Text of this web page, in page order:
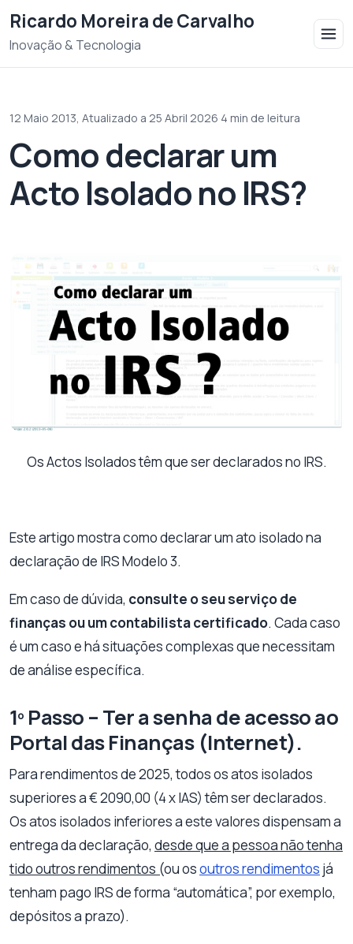
Ricardo Moreira de Carvalho
Inovação & Tecnologia
12 Maio 2013, Atualizado a 25 Abril 2026 4 min de leitura
Como declarar um
Acto Isolado no IRS?
Os Actos Isolados têm que ser declarados no IRS.
Este artigo mostra como declarar um ato isolado na
declaração de IRS Modelo 3.
Em caso de dúvida, consulte o seu serviço de
finanças ou um contabilista certificado. Cada caso
é um caso e há situações complexas que necessitam
de análise específica.
1º Passo – Ter a senha de acesso ao
Portal das Finanças (Internet).
Para rendimentos de 2025, todos os atos isolados
superiores a € 2090,00 (4 x IAS) têm ser declarados.
Os atos isolados inferiores a este valores dispensam a
entrega da declaração, desde que a pessoa não tenha
tido outros rendimentos (ou osoutros rendimentos já
tenham pago IRS de forma “automática”, por exemplo,
depósitos a prazo).